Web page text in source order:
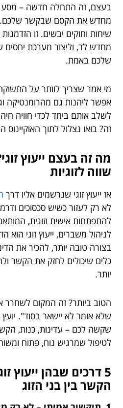
בעצם, זה התחלה חדשה – מסע
מחדש את הקסם שבקשר שלכם.
שיחות וחוקים יבשים. זו
מחדש לד, וליצור מערכת
שלכם באמת.
מי אמר שצריך לוותר על
אפשר ליהנות גם מהרומנטיקה
לשלב אותם ביחד לכדי חוויה
זה? בואו נצלול לתוך האוקיינוס
מה זה בעצם ייעוץ
שווה לזוגיות
אז ייעוץ זוגי שנרשמים אליו דרך
לא רק לעזור כשיש סכסוכים
להתפתחות אישית וזוגית,
לניהול משברים, ייעוץ זוגי
בצורה טובה יותר, להכיר את
כלים שיכולים לחזק את הקשר
יותר.
הטוב ביותר? זה המקום
שלא אומר לא יישאר בסוד".
שקשה לכם – עדינות, כנות,
לטיפול שמרגיש נוח, פתוח
5 דרכים שבהן ייעוץ
הקשר בין בני הזוג